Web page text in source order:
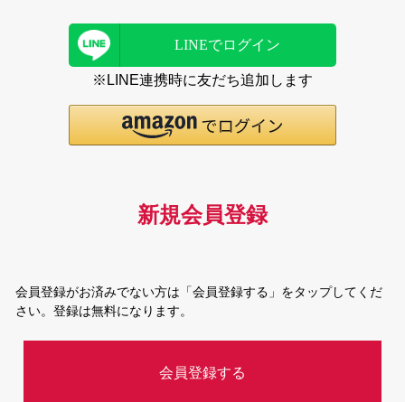
LINEでログイン
※LINE連携時に友だち追加します
新規会員登録
会員登録がお済みでない方は「会員登録する」をタップしてくだ
さい。登録は無料になります。
会員登録する